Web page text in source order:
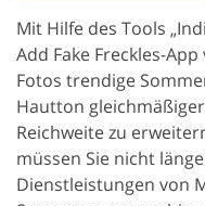
Mit Hilfe des Tools
Add Fake Freckles-
Fotos trendige
Hautton
Reichweite zu
müssen Sie nicht
Dienstleistungen von